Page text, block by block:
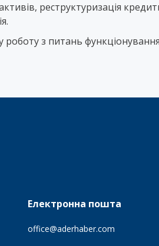
реструктуризація
з питань
Електронна пошта
office@aderhaber.com